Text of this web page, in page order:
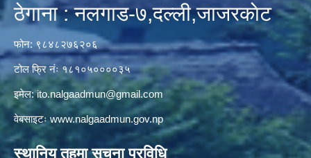
ठेगाना : नलगाड-७,दल्ली,जाजरकाेट
फोन: ९८४८२७६२०६
टोल फ्रि नंः १८१०५००००३५
इमेल:ito.nalgaadmun@gmail.com
वेबसाइटःwww.nalgaadmun.gov.np
स्थानिय तहमा सूचना प्रविधि